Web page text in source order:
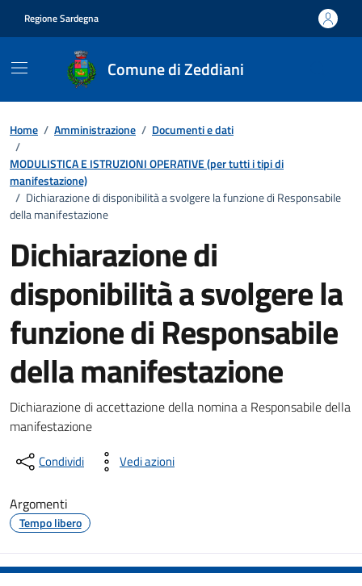
Regione Sardegna
Comune di Zeddiani
Home / Amministrazione / Documenti e dati
/
MODULISTICA E ISTRUZIONI OPERATIVE (per tutti i tipi di
manifestazione)
/ Dichiarazione di disponibilità a svolgere la funzione di Responsabile
della manifestazione
Dichiarazione di
disponibilità a svolgere la
funzione di Responsabile
della manifestazione
Dettagli del documento
Dichiarazione di accettazione della nomina a Responsabile della
manifestazione
Condividi Vedi azioni
Argomenti
Tempo libero